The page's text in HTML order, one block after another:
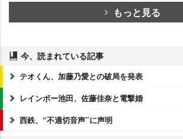
もっと見る
今、読まれている記事
テオくん、加藤乃愛との破局を発表
レインボー池田、佐藤佳奈と電撃婚
西鉄、“不適切音声”に声明